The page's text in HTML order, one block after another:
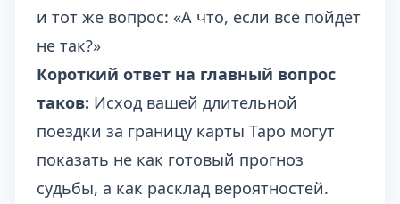
и тот же вопрос: «А что, если всё пойдёт
не так?»
Короткий ответ на главный вопрос
таков: Исход вашей длительной
поездки за границу карты Таро могут
показать не как готовый прогноз
судьбы, а как расклад вероятностей.